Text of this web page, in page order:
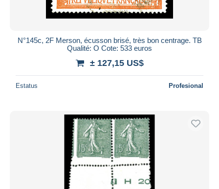
N°145c, 2F Merson, écusson brisé, très bon centrage. TB
Qualité: O Cote: 533 euros
± 127,15 US$
Estatus Profesional